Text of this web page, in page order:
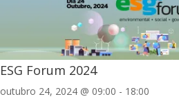
ESG Forum 2024
outubro 24, 2024 @ 09:00 - 18:00